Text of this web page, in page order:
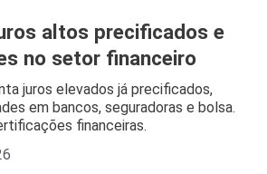
altos precificados e
no setor financeiro
juros elevados já precificados,
em bancos, seguradoras e bolsa.
financeiras.